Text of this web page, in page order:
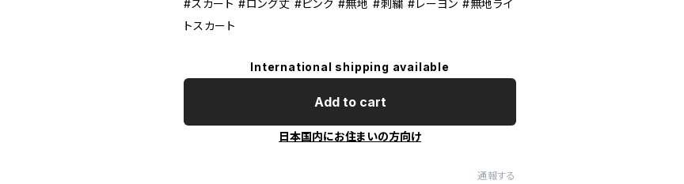
#スカート #ロング丈 #ピンク #無地 #刺繍 #レーヨン #無地ライ
トスカート
International shipping available
Add to cart
日本国内にお住まいの方向け
通報する